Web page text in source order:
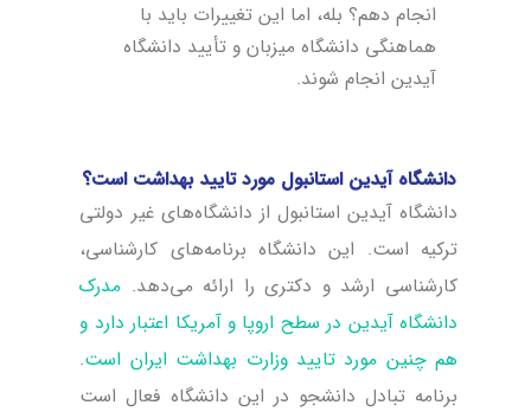
انجام دهم؟ بله، اما این تغییرات باید با
هماهنگی دانشگاه میزبان و تأیید دانشگاه
آیدین انجام شوند.
دانشگاه آیدین استانبول مورد تایید بهداشت است؟
دانشگاه آیدین استانبول از دانشگاه‌های غیر دولتی
ترکیه است. این دانشگاه برنامه‌های کارشناسی،
کارشناسی ارشد و دکتری را ارائه می‌دهد. مدرک
دانشگاه آیدین در سطح اروپا و آمریکا اعتبار دارد و
هم چنین مورد تایید وزارت بهداشت ایران است.
برنامه تبادل دانشجو در این دانشگاه فعال است